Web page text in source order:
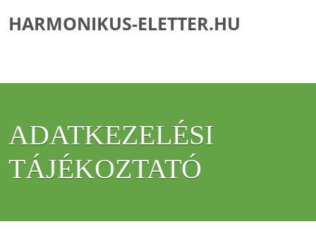
HARMONIKUS-ELETTER.HU
ADATKEZELÉSI
TÁJÉKOZTATÓ